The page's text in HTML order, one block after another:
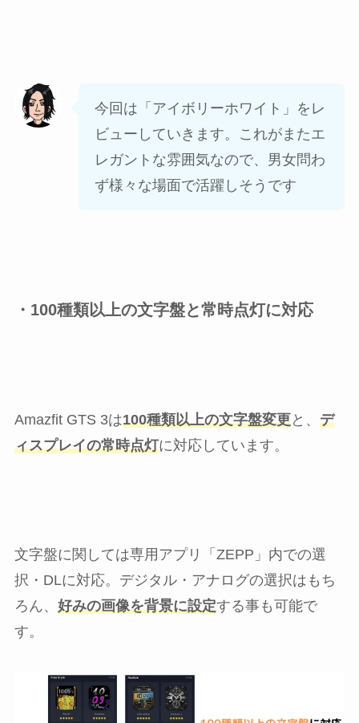
今回は「アイボリーホワイト」をレ
ビューしていきます。これがまたエ
レガントな雰囲気なので、男女問わ
ず様々な場面で活躍しそうです
・100種類以上の文字盤と常時点灯に対応
Amazfit GTS 3は100種類以上の文字盤変更と、 デ
ィスプレイの常時点灯に対応しています。
文字盤に関しては専用アプリ「ZEPP」内での選
択・DLに対応。デジタル・アナログの選択はもち
ろん、 好みの画像を背景に設定する事も可能で
す。